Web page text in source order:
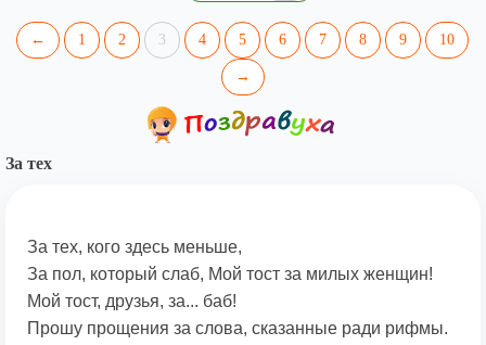
← 1 2 3 4 5 6 7 8 9 10
→
За тех
За тех, кого здесь меньше,
За пол, который слаб, Мой тост за милых женщин!
Мой тост, друзья, за... баб!
Прошу прощения за слова, сказанные ради рифмы.